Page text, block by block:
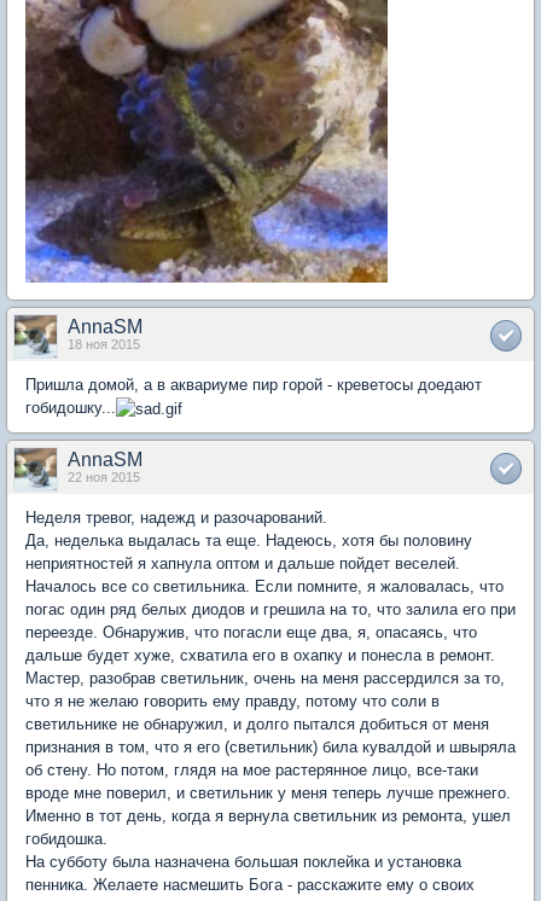
AnnaSM
18 ноя 2015
Пришла домой, а в аквариуме пир горой - креветосы доедают
гобидошку...
AnnaSM
22 ноя 2015
Неделя тревог, надежд и разочарований.
Да, неделька выдалась та еще. Надеюсь, хотя бы половину
неприятностей я хапнула оптом и дальше пойдет веселей.
Началось все со светильника. Если помните, я жаловалась, что
погас один ряд белых диодов и грешила на то, что залила его при
переезде. Обнаружив, что погасли еще два, я, опасаясь, что
дальше будет хуже, схватила его в охапку и понесла в ремонт.
Мастер, разобрав светильник, очень на меня рассердился за то,
что я не желаю говорить ему правду, потому что соли в
светильнике не обнаружил, и долго пытался добиться от меня
признания в том, что я его (светильник) била кувалдой и швыряла
об стену. Но потом, глядя на мое растерянное лицо, все-таки
вроде мне поверил, и светильник у меня теперь лучше прежнего.
Именно в тот день, когда я вернула светильник из ремонта, ушел
гобидошка.
На субботу была назначена большая поклейка и установка
пенника. Желаете насмешить Бога - расскажите ему о своих